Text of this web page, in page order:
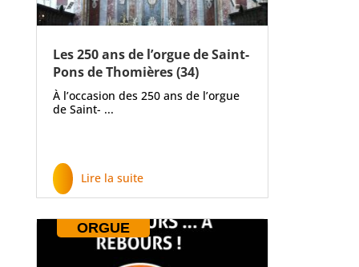
Les 250 ans de l’orgue de Saint-
Pons de Thomières (34)
À l’occasion des 250 ans de l’orgue
de Saint- ...
Lire la suite
ORGUE